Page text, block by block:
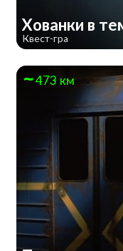
Хованки в
Квест-гра
473 км